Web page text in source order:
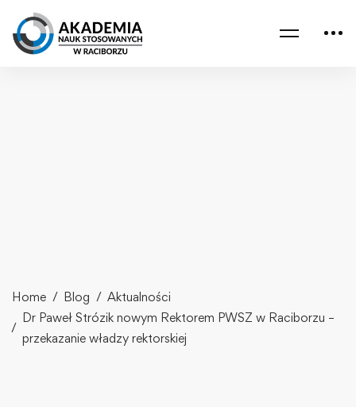
Home Blog
Aktualności
Dr Paweł Strózik nowym Rektorem PWSZ w Raciborzu –
przekazanie władzy rektorskiej